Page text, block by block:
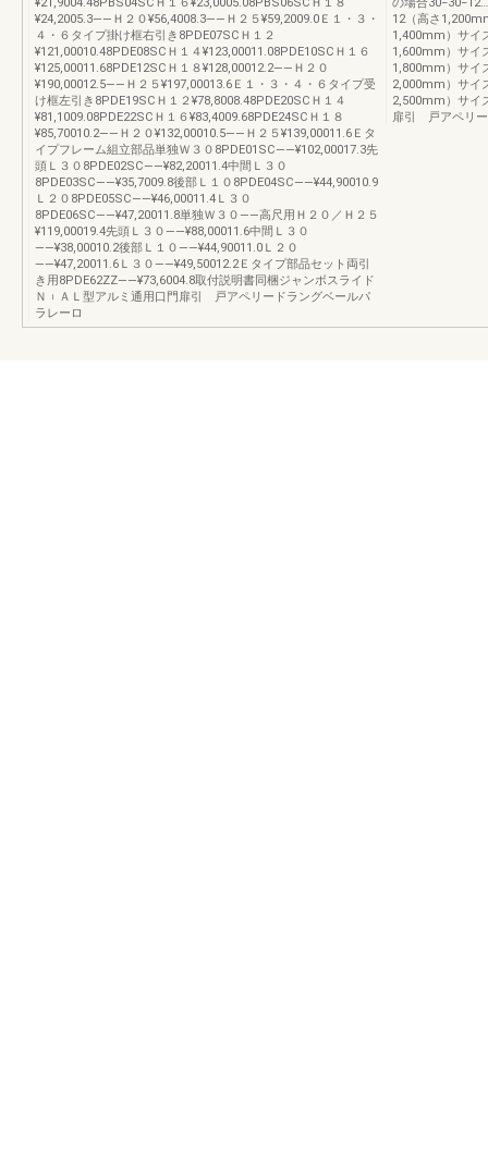
¥24,2005.3――Ｈ２０¥56,4008.3――Ｈ２５¥59,2009.0Ｅ１・３・
４・６タイプ掛け框右引き8PDE07SCＨ１２
¥121,00010.48PDE08SCＨ１４¥123,00011.08PDE10SCＨ１６
¥125,00011.68PDE12SCＨ１８¥128,00012.2――Ｈ２０
¥190,00012.5――Ｈ２５¥197,00013.6Ｅ１・３・４・６タイプ受
け框左引き8PDE19SCＨ１２¥78,8008.48PDE20SCＨ１４
¥81,1009.08PDE22SCＨ１６¥83,4009.68PDE24SCＨ１８
¥85,70010.2――Ｈ２０¥132,00010.5――Ｈ２５¥139,00011.6Ｅタ
イプフレーム組立部品単独Ｗ３０8PDE01SC――¥102,00017.3先
頭Ｌ３０8PDE02SC――¥82,20011.4中間Ｌ３０
8PDE03SC――¥35,7009.8後部Ｌ１０8PDE04SC――¥44,90010.9
Ｌ２０8PDE05SC――¥46,00011.4Ｌ３０
8PDE06SC――¥47,20011.8単独Ｗ３０――高尺用Ｈ２０／Ｈ２５
¥119,00019.4先頭Ｌ３０――¥88,00011.6中間Ｌ３０
――¥38,00010.2後部Ｌ１０――¥44,90011.0Ｌ２０
――¥47,20011.6Ｌ３０――¥49,50012.2Ｅタイプ部品セット両引
き用8PDE62ZZ――¥73,6004.8取付説明書同梱ジャンボスライド
Ｎ︲ＡＬ型アルミ通用口門扉引 戸アペリードラングベールパ
ラレーロ
12（高さ
1,400mm）サ
1,600mm）サ
1,800mm）サ
2,000mm）サ
2,500mm）サイ
扉引 戸アペリー